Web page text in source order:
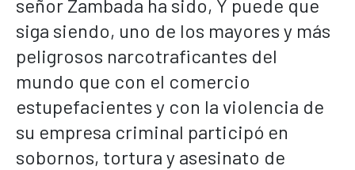
señor Zambada ha sido, Y puede que
siga siendo, uno de los mayores y más
peligrosos narcotraficantes del
mundo que con el comercio
estupefacientes y con la violencia de
su empresa criminal participó en
sobornos, tortura y asesinato de